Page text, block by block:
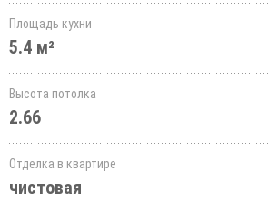
Площадь кухни
5.4 м²
Высота потолка
2.66
Отделка в квартире
чистовая